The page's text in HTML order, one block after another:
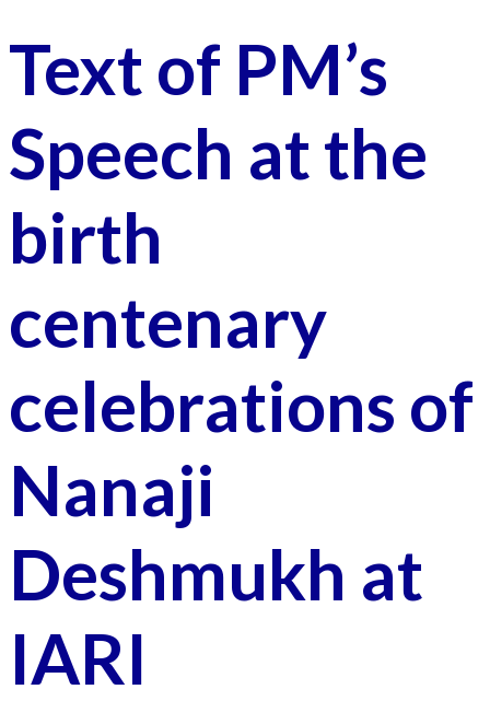
Text of PM’s
Speech at the
birth
centenary
celebrations of
Nanaji
Deshmukh at
IARI